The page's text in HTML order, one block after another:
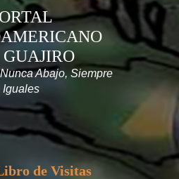
Abajo, Siempre
Iguales
de Visitas